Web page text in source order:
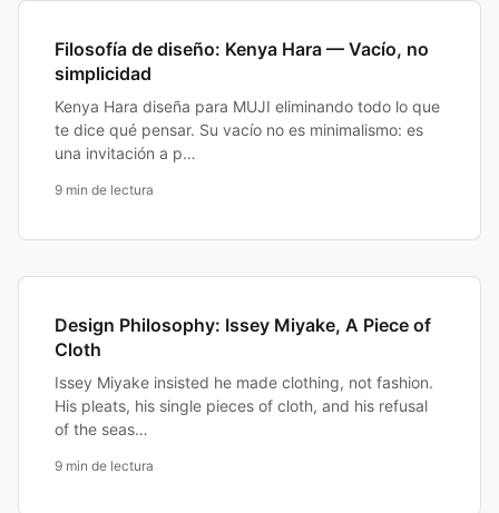
Filosofía de diseño: Kenya Hara — Vacío, no
simplicidad
Kenya Hara diseña para MUJI eliminando todo lo que
te dice qué pensar. Su vacío no es minimalismo: es
una invitación a p…
9 min de lectura
Design Philosophy: Issey Miyake, A Piece of
Cloth
Issey Miyake insisted he made clothing, not fashion.
His pleats, his single pieces of cloth, and his refusal
of the seas…
9 min de lectura